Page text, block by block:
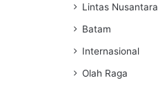
Lintas Nusantara
Batam
Internasional
Olah Raga